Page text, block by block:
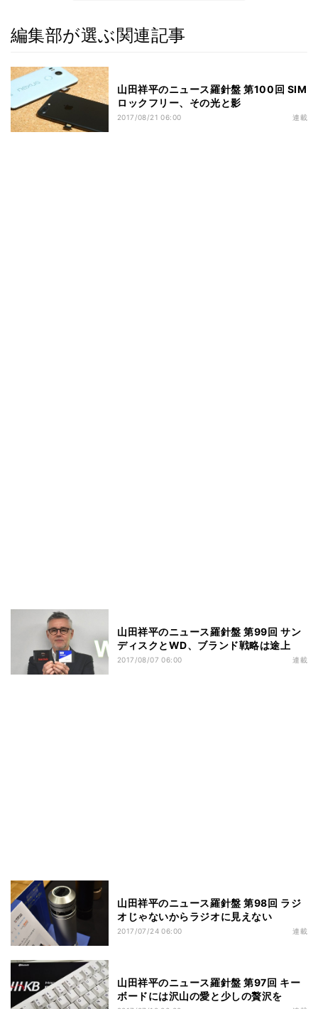
編集部が選ぶ関連記事
山田祥平のニュース羅針盤 第100回 SIM
ロックフリー、その光と影
2017/08/21 06:00 連載
山田祥平のニュース羅針盤 第99回 サン
ディスクとWD、ブランド戦略は途上
2017/08/07 06:00 連載
山田祥平のニュース羅針盤 第98回 ラジ
オじゃないからラジオに見えない
2017/07/24 06:00 連載
山田祥平のニュース羅針盤 第97回 キー
ボードには沢山の愛と少しの贅沢を